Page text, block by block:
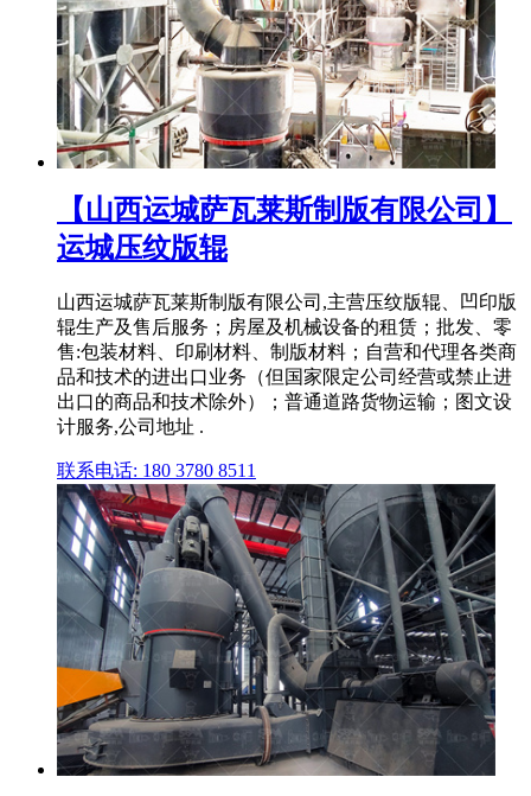
【山西运城萨瓦莱斯制版有限公司】
运城压纹版辊
山西运城萨瓦莱斯制版有限公司,主营压纹版辊、凹印版
辊生产及售后服务；房屋及机械设备的租赁；批发、零
售:包装材料、印刷材料、制版材料；自营和代理各类商
品和技术的进出口业务（但国家限定公司经营或禁止进
出口的商品和技术除外）；普通道路货物运输；图文设
计服务,公司地址 .
联系电话: 180 3780 8511